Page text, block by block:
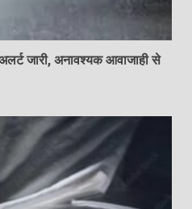
जारी, अनावश्यक आवाजाही से